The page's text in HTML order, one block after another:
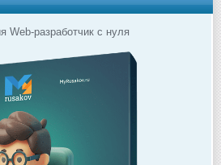
Web-разработчик с нуля